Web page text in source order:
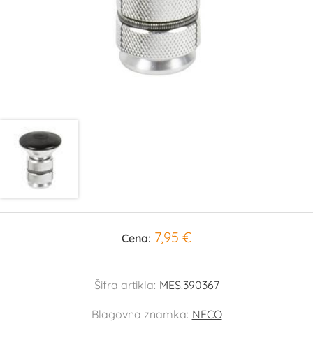
Cena: 7,95 €
Šifra artikla: MES.390367
Blagovna znamka: NECO